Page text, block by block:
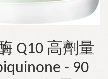
Q10 高劑量
- 90